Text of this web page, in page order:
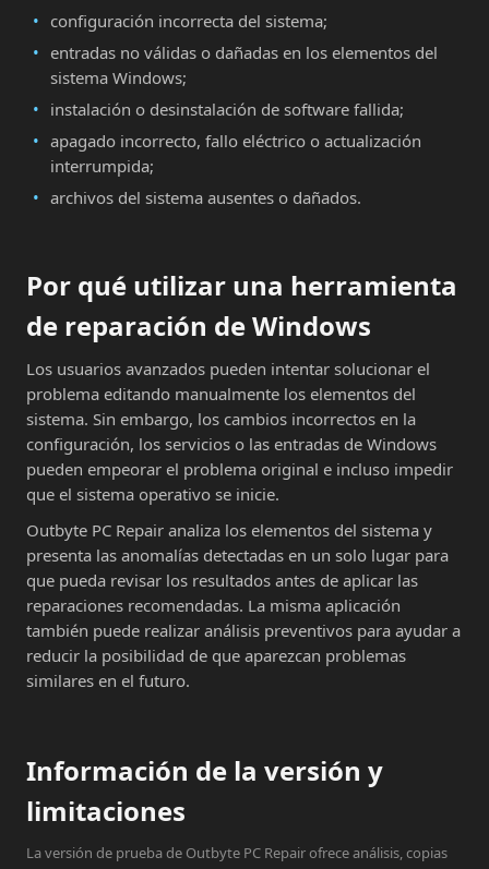
configuración incorrecta del sistema;
entradas no válidas o dañadas en los elementos del
sistema Windows;
instalación o desinstalación de software fallida;
apagado incorrecto, fallo eléctrico o actualización
interrumpida;
archivos del sistema ausentes o dañados.
Por qué utilizar una herramienta
de reparación de Windows
Los usuarios avanzados pueden intentar solucionar el
problema editando manualmente los elementos del
sistema. Sin embargo, los cambios incorrectos en la
configuración, los servicios o las entradas de Windows
pueden empeorar el problema original e incluso impedir
que el sistema operativo se inicie.
Outbyte PC Repair analiza los elementos del sistema y
presenta las anomalías detectadas en un solo lugar para
que pueda revisar los resultados antes de aplicar las
reparaciones recomendadas. La misma aplicación
también puede realizar análisis preventivos para ayudar a
reducir la posibilidad de que aparezcan problemas
similares en el futuro.
Información de la versión y
limitaciones
La versión de prueba de Outbyte PC Repair ofrece análisis, copias